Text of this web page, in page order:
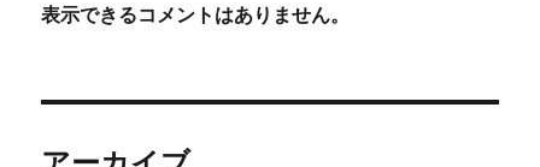
表示できるコメントはありません。